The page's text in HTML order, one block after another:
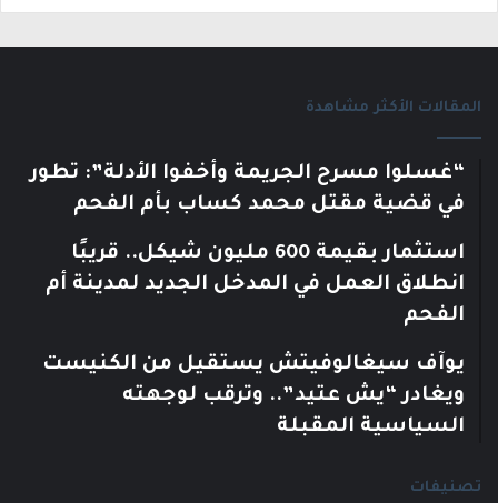
المقالات الأكثر مشاهدة
“غسلوا مسرح الجريمة وأخفوا الأدلة”: تطور
في قضية مقتل محمد كساب بأم الفحم
استثمار بقيمة 600 مليون شيكل.. قريبًا
انطلاق العمل في المدخل الجديد لمدينة أم
الفحم
يوآف سيغالوفيتش يستقيل من الكنيست
ويغادر “يش عتيد”.. وترقب لوجهته
السياسية المقبلة
تصنيفات